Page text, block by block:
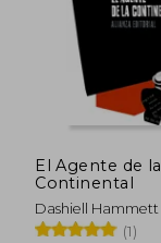
El Agente de la
Continental
Dashiell Hammett
(1)